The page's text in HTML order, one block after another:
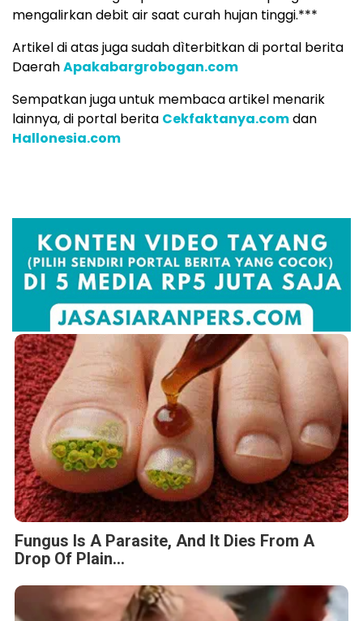
mengalirkan debit air saat curah hujan tinggi.***
Artikel di atas juga sudah dìterbitkan di portal berita
DaerahApakabargrobogan.com
Sempatkan juga untuk membaca artikel menarik
lainnya, di portal berita Cekfaktanya.comdan
Hallonesia.com
Fungus Is A Parasite, And It Dies From A
Drop Of Plain...